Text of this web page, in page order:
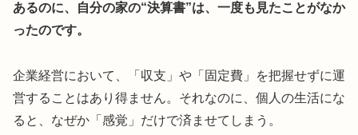
あるのに、自分の家の“決算書”は、一度も見たことがなか
ったのです。
企業経営において、「収支」や「固定費」を把握せずに運
営することはあり得ません。それなのに、個人の生活にな
ると、なぜか「感覚」だけで済ませてしまう。